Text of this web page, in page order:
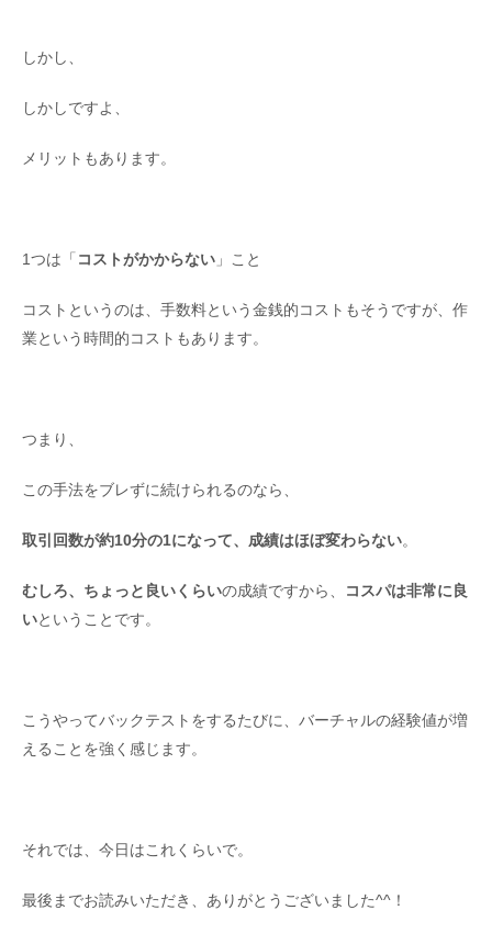
しかし、
しかしですよ、
メリットもあります。
1つは「 コストがかからない 」こと
コストというのは、手数料という金銭的コストもそうですが、作
業という時間的コストもあります。
つまり、
この手法をブレずに続けられるのなら、
取引回数が約10分の1になって、成績はほぼ変わらない。
むしろ、ちょっと良いくらいの成績ですから、
コスパは非常に良
いということです。
こうやってバックテストをするたびに、バーチャルの経験値が増
えることを強く感じます。
それでは、今日はこれくらいで。
最後までお読みいただき、ありがとうございました^^！